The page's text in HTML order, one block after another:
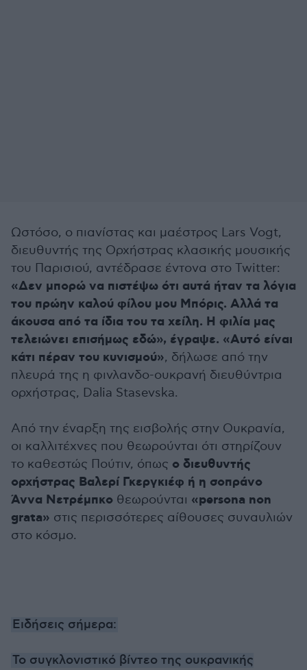
Ωστόσο, ο πιανίστας και μαέστρος Lars Vogt,
διευθυντής της Ορχήστρας κλασικής μουσικής
του Παρισιού, αντέδρασε έντονα στο Twitter:
«Δεν μπορώ να πιστέψω ότι αυτά ήταν τα λόγια
του πρώην καλού φίλου μου Μπόρις. Αλλά τα
άκουσα από τα ίδια του τα χείλη. Η φιλία μας
τελειώνει επισήμως εδώ», έγραψε. «Αυτό είναι
κάτι πέραν του κυνισμού», δήλωσε από την
πλευρά της η φινλανδο-ουκρανή διευθύντρια
ορχήστρας, Dalia Stasevska.
Από την έναρξη της εισβολής στην Ουκρανία,
οι καλλιτέχνες που θεωρούνται ότι στηρίζουν
το καθεστώς Πούτιν, όπως ο διευθυντής
ορχήστρας Βαλερί Γκεργκιέφ ή η σοπράνο
Άννα Νετρέμπκο θεωρούνται «persona non
grata» στις περισσότερες αίθουσες συναυλιών
στο κόσμο.
Ειδήσεις σήμερα:
Το συγκλονιστικό βίντεο της ουκρανικής